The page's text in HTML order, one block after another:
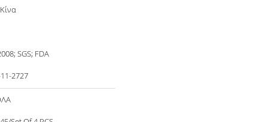
SGS; FDA
2727